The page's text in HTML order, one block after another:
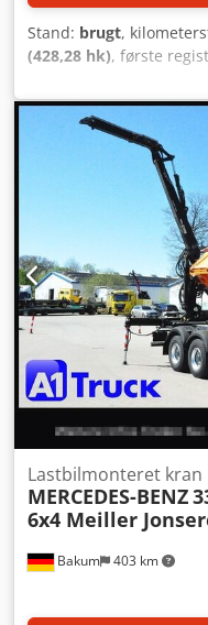
Stand: brugt,
(428,28 hk), første
aksler, bremser:
automatisk,
klimaanlæg,
MP4 BlueTec6. Stor
Akselafstand 3,80 m.
AdBlue, ==ADR==
ståklimaanlæg, 295/
tank, luftaffjedring bag,
sædevarme, armlæn,
oliefyr ... =====Tysk
dækmonteret=====
mulighed for bytte===
=====Lastbilen kører
fejlmeddelelser.=====
netto. Luftaffjedringen
Bakum 403 km
Lastbilmonteret kran
MERCEDES-BENZ
6x4 Meiller